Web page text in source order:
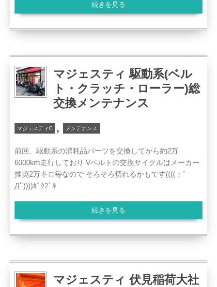
続きを見る
マジェスティ 駆動系(ベル
ト・クラッチ・ローラー)総
交換メンテナンス
マジェスティC , メンテナンス
前回、駆動系の消耗品パーツを交換してから約2万
6000km走行しており Vベルトの交換サイクルはメーカー
推奨2万キロ毎なので そろそろ切れるかもです((((；ﾟ
Дﾟ))))ｶﾞｸﾌﾞﾙ
続きを見る
マジェスティ 伏見稲荷大社